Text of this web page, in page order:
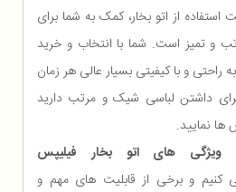
از اتو بخار، کمک به شما برای
و تمیز است. شما با انتخاب و خرید
راحتی و با کیفیتی بسیار عالی هر زمان
برای داشتن لباسی شیک و مرتب دارید
ها نمایید.
ویژگی های اتو بخار فیلیپس
کنیم و برخی از قابلیت های مهم و